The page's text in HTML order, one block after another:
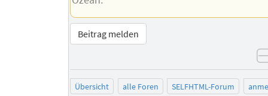
Beitrag melden
Übersicht alle Foren SELFHTML-Forum